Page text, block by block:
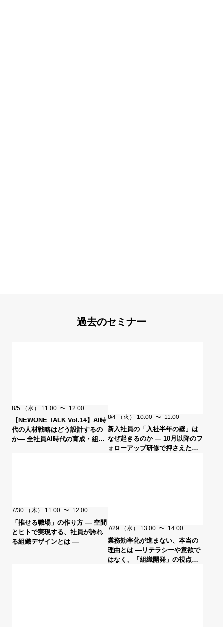
過去のセミナー
8/5 （水） 11:00 〜 12:00
【NEWONE TALK Vol.14】AI時
代の人材戦略はどう設計するの
か― 全社員AI時代の育成・組織
8/4 （火） 10:00 〜 11:00
新入社員の「入社半年の壁」は
なぜ起きるのか ― 10月以降のフ
ォローアップ研修で押さえたい
7/30 （木） 11:00 〜 12:00
「推せる職場」の作り方 ― 空間
とヒトで実現する、社員が誇れ
る組織デザインとは ―
7/29 （水） 13:00 〜 14:00
業務効率化が進まない、本当の
理由とは ―リテラシーや意欲で
はなく、「組織開発」の視点か